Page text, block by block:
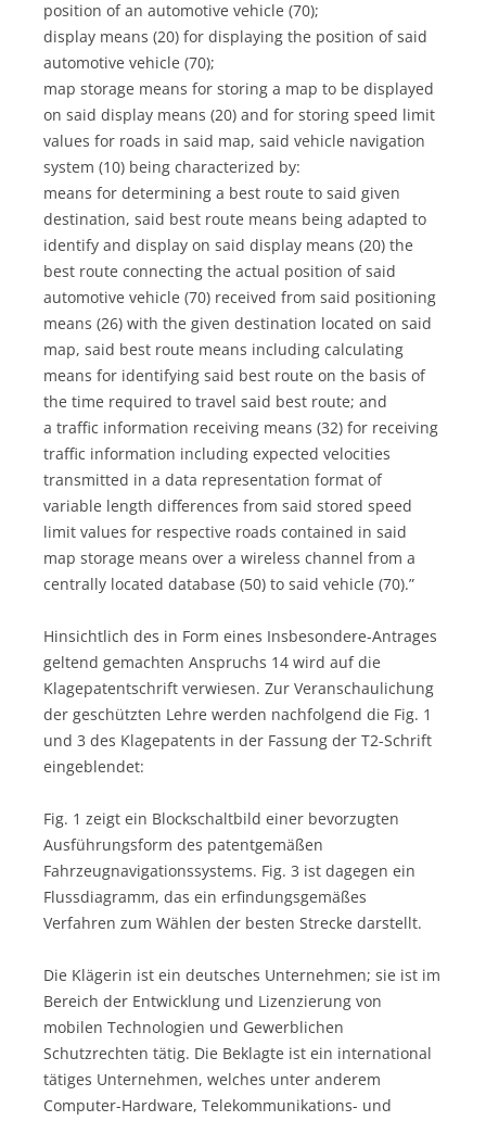
position of an automotive vehicle (70);
display means (20) for displaying the position of said
automotive vehicle (70);
map storage means for storing a map to be displayed
on said display means (20) and for storing speed limit
values for roads in said map, said vehicle navigation
system (10) being characterized by:
means for determining a best route to said given
destination, said best route means being adapted to
identify and display on said display means (20) the
best route connecting the actual position of said
automotive vehicle (70) received from said positioning
means (26) with the given destination located on said
map, said best route means including calculating
means for identifying said best route on the basis of
the time required to travel said best route; and
a traffic information receiving means (32) for receiving
traffic information including expected velocities
transmitted in a data representation format of
variable length differences from said stored speed
limit values for respective roads contained in said
map storage means over a wireless channel from a
centrally located database (50) to said vehicle (70).”
Hinsichtlich des in Form eines Insbesondere-Antrages
geltend gemachten Anspruchs 14 wird auf die
Klagepatentschrift verwiesen. Zur Veranschaulichung
der geschützten Lehre werden nachfolgend die Fig. 1
und 3 des Klagepatents in der Fassung der T2-Schrift
eingeblendet:
Fig. 1 zeigt ein Blockschaltbild einer bevorzugten
Ausführungsform des patentgemäßen
Fahrzeugnavigationssystems. Fig. 3 ist dagegen ein
Flussdiagramm, das ein erfindungsgemäßes
Verfahren zum Wählen der besten Strecke darstellt.
Die Klägerin ist ein deutsches Unternehmen; sie ist im
Bereich der Entwicklung und Lizenzierung von
mobilen Technologien und Gewerblichen
Schutzrechten tätig. Die Beklagte ist ein international
tätiges Unternehmen, welches unter anderem
Computer-Hardware, Telekommunikations- und